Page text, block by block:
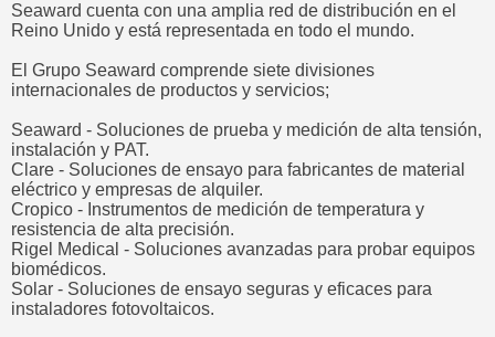
Seaward cuenta con una amplia red de distribución en el
Reino Unido y está representada en todo el mundo.
El Grupo Seaward comprende siete divisiones
internacionales de productos y servicios;
Seaward - Soluciones de prueba y medición de alta tensión,
instalación y PAT.
Clare - Soluciones de ensayo para fabricantes de material
eléctrico y empresas de alquiler.
Cropico - Instrumentos de medición de temperatura y
resistencia de alta precisión.
Rigel Medical - Soluciones avanzadas para probar equipos
biomédicos.
Solar - Soluciones de ensayo seguras y eficaces para
instaladores fotovoltaicos.